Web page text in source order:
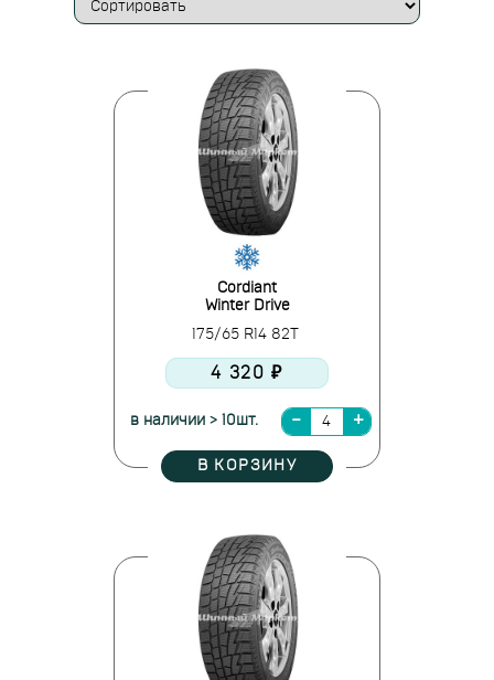
Cordiant
Winter Drive
175/65 R14 82T
4 320 ₽
в наличии > 10шт.
В КОРЗИНУ